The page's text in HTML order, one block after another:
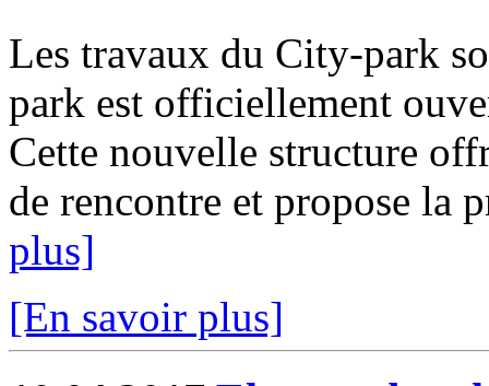
Les travaux du City-park
park est officiellement
Cette nouvelle structure
de rencontre et propose la
plus]
[En savoir plus]